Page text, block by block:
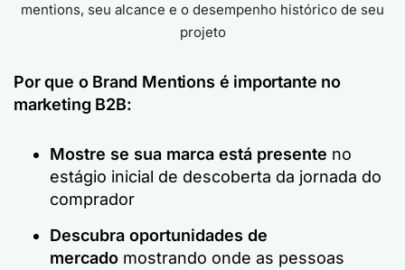
mentions, seu alcance e o desempenho histórico de seu
projeto
Por que o Brand Mentions é importante no
marketing B2B:
Mostre se sua marca está presente no
estágio inicial de descoberta da jornada do
comprador
Descubra oportunidades de
mercado mostrando onde as pessoas